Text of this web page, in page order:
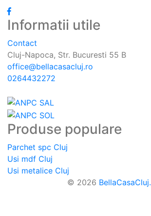
Informatii utile
Contact
Cluj-Napoca, Str. Bucuresti 55 B
office@bellacasacluj.ro
0264432272
Produse populare
Parchet spc Cluj
Usi mdf Cluj
Usi metalice Cluj
© 2026 BellaCasaCluj.